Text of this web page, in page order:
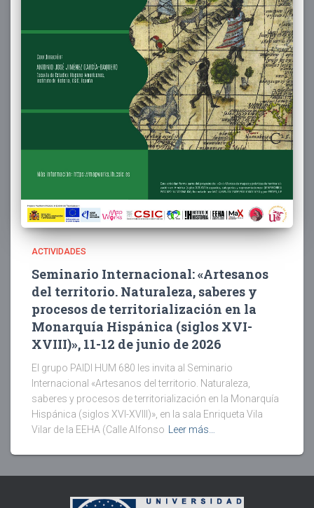
ACTIVIDADES
Seminario Internacional: «Artesanos
del territorio. Naturaleza, saberes y
procesos de territorialización en la
Monarquía Hispánica (siglos XVI-
XVIII)», 11-12 de junio de 2026
El grupo PAIDI HUM 680 les invita al Seminario
Internacional «Artesanos del territorio. Naturaleza,
saberes y procesos de territorialización en la Monarquía
Hispánica (siglos XVI-XVIII)», en la sala Enriqueta Vila
Vilar de la EEHA (Calle Alfonso
Leer más…